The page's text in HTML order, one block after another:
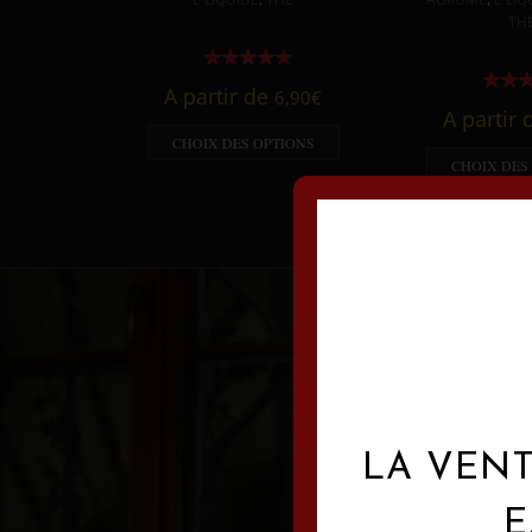
A partir de 6,90€
CHOIX DES OPTIONS
A partir
CHOIX DES
LA